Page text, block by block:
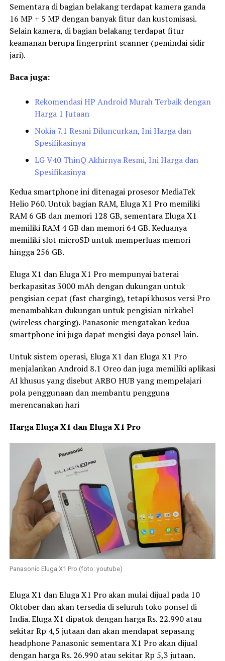
Sementara di bagian belakang terdapat kamera ganda
16 MP + 5 MP dengan banyak fitur dan kustomisasi.
Selain kamera, di bagian belakang terdapat fitur
keamanan berupa fingerprint scanner (pemindai sidir
jari).
Baca juga:
Rekomendasi HP Android Murah Terbaik dengan
Harga 1 Jutaan
Nokia 7.1 Resmi Diluncurkan, Ini Harga dan
Spesifikasinya
LG V40 ThinQ Akhirnya Resmi, Ini Harga dan
Spesifikasinya
Kedua smartphone ini ditenagai prosesor MediaTek
Helio P60. Untuk bagian RAM, Eluga X1 Pro memiliki
RAM 6 GB dan memori 128 GB, sementara Eluga X1
memiliki RAM 4 GB dan memori 64 GB. Keduanya
memiliki slot microSD untuk memperluas memori
hingga 256 GB.
Eluga X1 dan Eluga X1 Pro mempunyai baterai
berkapasitas 3000 mAh dengan dukungan untuk
pengisian cepat (fast charging), tetapi khusus versi Pro
menambahkan dukungan untuk pengisian nirkabel
(wireless charging). Panasonic mengatakan kedua
smartphone ini juga dapat mengisi daya ponsel lain.
Untuk sistem operasi, Eluga X1 dan Eluga X1 Pro
menjalankan Android 8.1 Oreo dan juga memiliki aplikasi
AI khusus yang disebut ARBO HUB yang mempelajari
pola penggunaan dan membantu pengguna
merencanakan hari
Harga Eluga X1 dan Eluga X1 Pro
Panasonic Eluga X1 Pro (foto: youtube)
Eluga X1 dan Eluga X1 Pro akan mulai dijual pada 10
Oktober dan akan tersedia di seluruh toko ponsel di
India. Eluga X1 dipatok dengan harga Rs. 22.990 atau
sekitar Rp 4,5 jutaan dan akan mendapat sepasang
headphone Panasonic sementara X1 Pro akan dijual
dengan harga Rs. 26.990 atau sekitar Rp 5,3 jutaan.